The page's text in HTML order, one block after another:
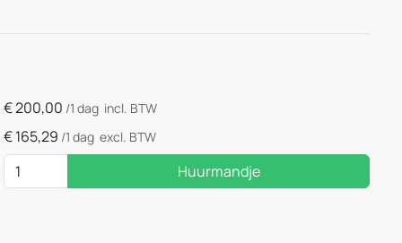
€200,00 /1 dag incl. BTW
€165,29 /1 dag excl. BTW
Huurmandje